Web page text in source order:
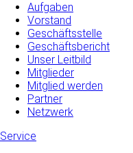
Aufgaben
Vorstand
Geschäftsstelle
Geschäftsbericht
Unser Leitbild
Mitglieder
Mitglied werden
Partner
Netzwerk
Service